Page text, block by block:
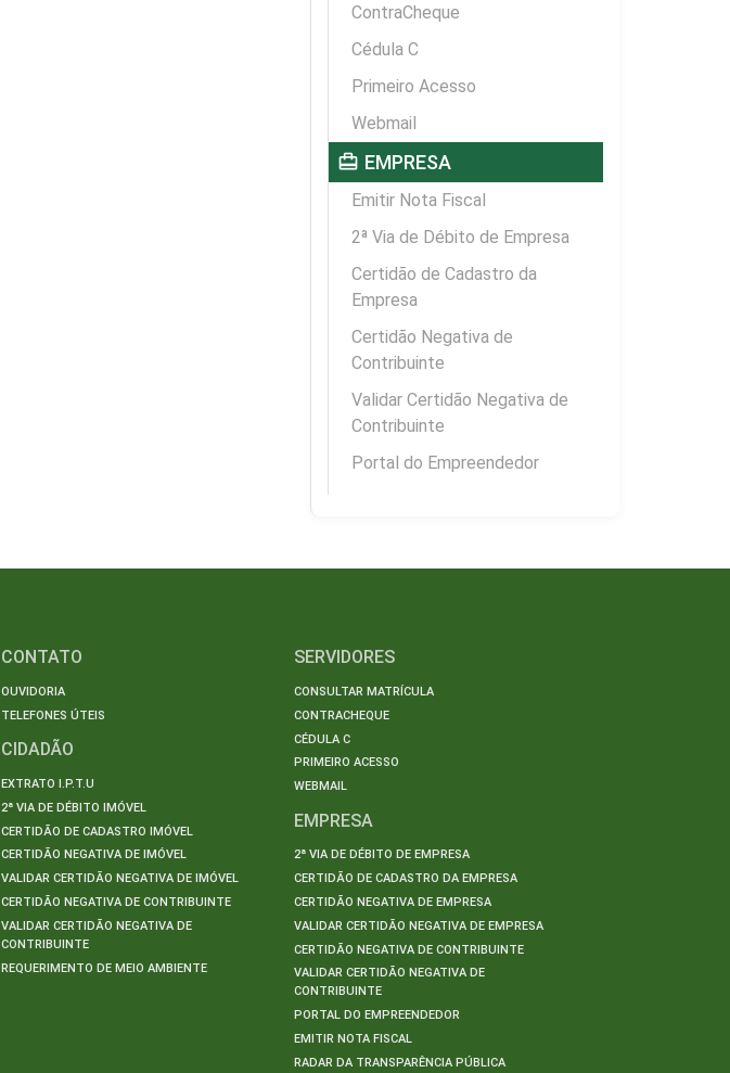
ContraCheque
Cédula C
Primeiro Acesso
Webmail
card_travel EMPRESA
Emitir Nota Fiscal
2ª Via de Débito de Empresa
Certidão de Cadastro da
Empresa
Certidão Negativa de
Contribuinte
Validar Certidão Negativa de
Contribuinte
Portal do Empreendedor
CONTATO
OUVIDORIA
TELEFONES ÚTEIS
CIDADÃO
EXTRATO I.P.T.U
2ª VIA DE DÉBITO IMÓVEL
CERTIDÃO DE CADASTRO IMÓVEL
CERTIDÃO NEGATIVA DE IMÓVEL
VALIDAR CERTIDÃO NEGATIVA DE IMÓVEL
CERTIDÃO NEGATIVA DE CONTRIBUINTE
VALIDAR CERTIDÃO NEGATIVA DE
CONTRIBUINTE
REQUERIMENTO DE MEIO AMBIENTE
SERVIDORES
CONSULTAR MATRÍCULA
CONTRACHEQUE
CÉDULA C
PRIMEIRO ACESSO
WEBMAIL
EMPRESA
2ª VIA DE DÉBITO DE EMPRESA
CERTIDÃO DE CADASTRO DA EMPRESA
CERTIDÃO NEGATIVA DE EMPRESA
VALIDAR CERTIDÃO NEGATIVA DE EMPRESA
CERTIDÃO NEGATIVA DE CONTRIBUINTE
VALIDAR CERTIDÃO NEGATIVA DE
CONTRIBUINTE
PORTAL DO EMPREENDEDOR
EMITIR NOTA FISCAL
RADAR DA TRANSPARÊNCIA PÚBLICA